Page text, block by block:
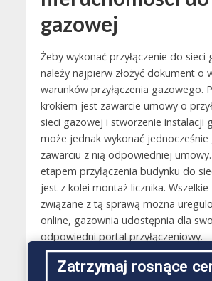
gazowej
Żeby wykonać przyłączenie do sieci
należy najpierw złożyć dokument o
warunków przyłączenia gazowego.
krokiem jest zawarcie umowy o
sieci gazowej i stworzenie instalacji
może jednak wykonać
zawarciu z nią odpowiedniej
etapem przyłączenia budynku do
jest z kolei montaż licznika.
związane z tą sprawą można
online, gazownia udostępnia dla
odpowiedni portal przyłączeniowy.
Gazy techniczne Ujście
Zatrzymaj rosnące